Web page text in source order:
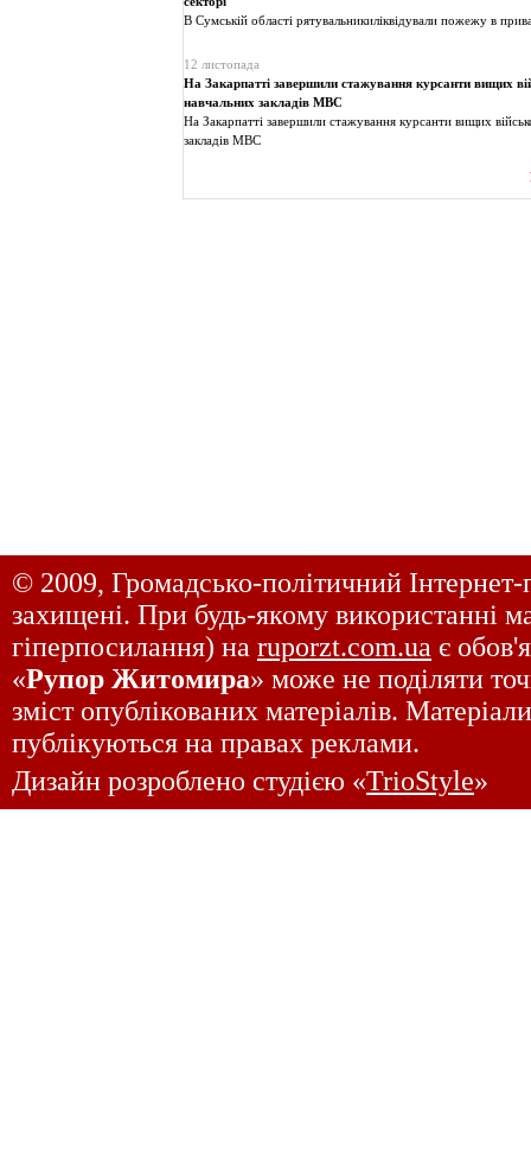
В Сумській області рятувальникиліквідували пожежу в
12 листопада
На Закарпатті завершили стажування курсанти вищих
навчальних закладів МВС
На Закарпатті завершили стажування курсанти вищих
закладів МВС
© 2009, Громадсько-політичний Інтернет-
захищені. При будь-якому використанні
гіперпосилання) на ruporzt.com.ua є
«Рупор Житомира» може не поділяти
зміст опублікованих матеріалів.
публікуються на правах реклами.
Дизайн розроблено студією «TrioStyle»